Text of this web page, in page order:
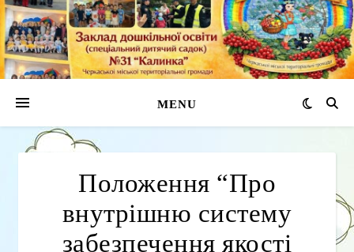
MENU
Положення “Про
внутрішню систему
забезпечення якості